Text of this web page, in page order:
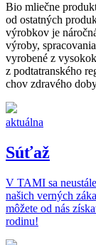
Bio mliečne
od ostatných
výrobkov je
výroby,
vyrobené z
z podtatranského
chov zdravého
aktuálna
Súťaž
V TAMI sa
našich verných
môžete od nás
rodinu!